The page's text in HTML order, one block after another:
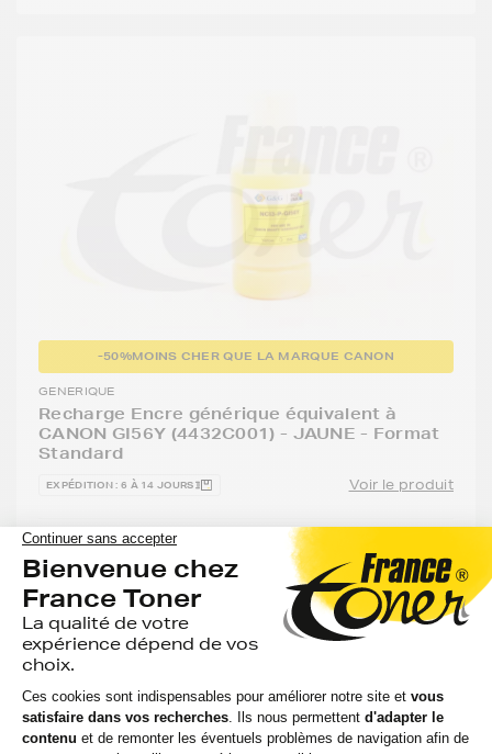
-50%MOINS CHER QUE LA MARQUE CANON
GENERIQUE
Recharge Encre générique équivalent à
CANON GI56Y (4432C001) - JAUNE - Format
Standard
EXPÉDITION : 6 À 14 JOURS Voir le produit
:
CANON
MAXIFY GX
7050
Option
Capacité
:
14 000
pages
:
11,81 €HT
14,17 €TTC